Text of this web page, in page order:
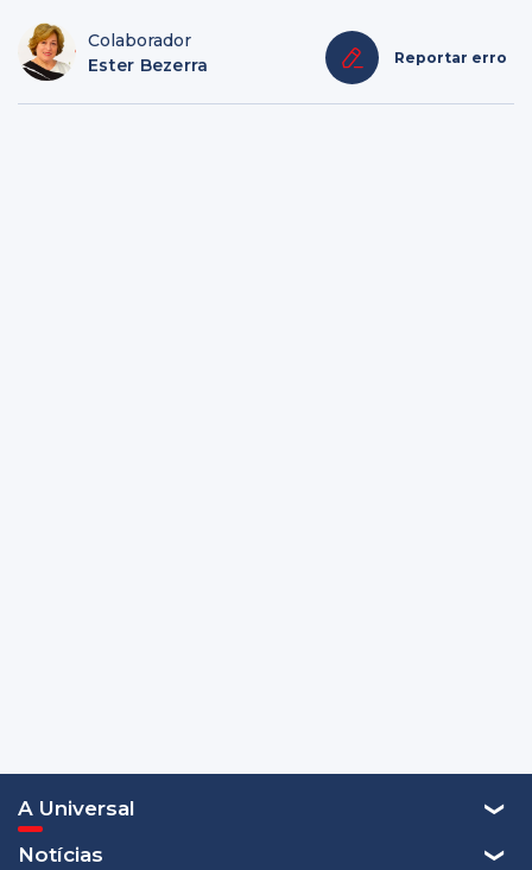
Colaborador
Ester Bezerra
Reportar erro
A Universal
Notícias